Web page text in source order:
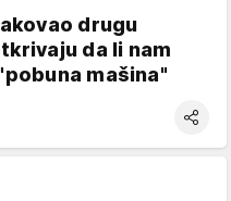
drugu
da li nam
mašina"